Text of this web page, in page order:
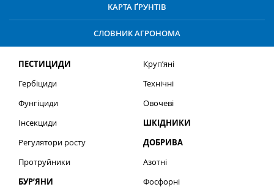
КАРТА ҐРУНТІВ
СЛОВНИК АГРОНОМА
ПЕСТИЦИДИ
Гербіциди
Фунгіциди
Інсекциди
Регулятори росту
Протруйники
БУР’ЯНИ
Круп’яні
Технічні
Овочеві
ШКІДНИКИ
ДОБРИВА
Азотні
Фосфорні